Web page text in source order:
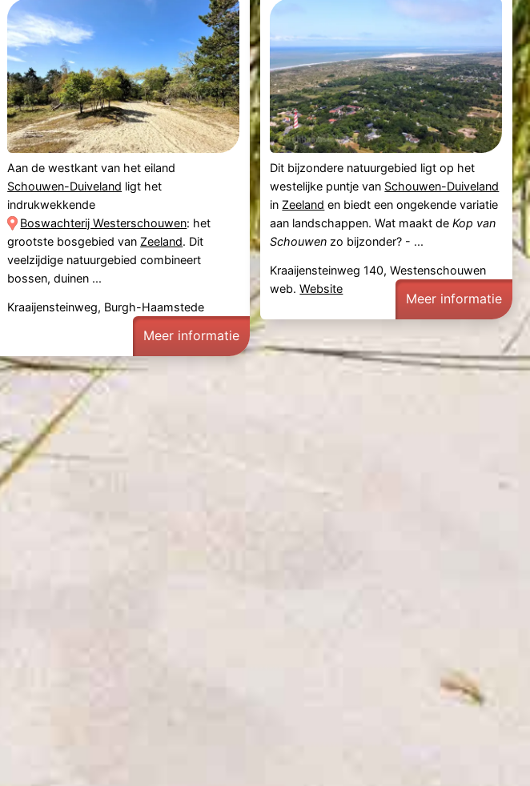
Aan de westkant van het eiland
Schouwen-Duiveland ligt het
indrukwekkende
Boswachterij Westerschouwen: het
grootste bosgebied vanZeeland. Dit
veelzijdige natuurgebied combineert
bossen, duinen ...
Kraaijensteinweg, Burgh-Haamstede
Meer informatie
Dit bijzondere natuurgebied ligt op het
westelijke puntje van Schouwen-Duiveland
inZeeland en biedt een ongekende variatie
aan landschappen. Wat maakt deKop van
Schouwen zo bijzonder? - ...
Kraaijensteinweg 140, Westenschouwen
web.Website
Meer informatie